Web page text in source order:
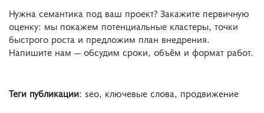
Нужна семантика под ваш проект? Закажите первичную
оценку: мы покажем потенциальные кластеры, точки
быстрого роста и предложим план внедрения.
Напишите нам — обсудим сроки, объём и формат работ.
Теги публикации: seo, ключевые слова, продвижение